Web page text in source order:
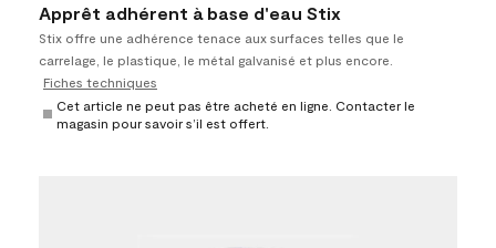
Apprêt adhérent à base d'eau Stix
Stix offre une adhérence tenace aux surfaces telles que le
carrelage, le plastique, le métal galvanisé et plus encore.
Fiches techniques
Cet article ne peut pas être acheté en ligne. Contacter le
magasin pour savoir s’il est offert.